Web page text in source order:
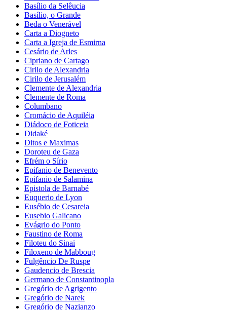
Basílio da Selêucia
Basílio, o Grande
Beda o Venerável
Carta a Diogneto
Carta a Igreja de Esmirna
Cesário de Arles
Cipriano de Cartago
Cirilo de Alexandria
Cirilo de Jerusalém
Clemente de Alexandria
Clemente de Roma
Columbano
Cromácio de Aquiléia
Diádoco de Foticeia
Didaké
Ditos e Maximas
Doroteu de Gaza
Efrém o Sírio
Epifanio de Benevento
Epifanio de Salamina
Epistola de Barnabé
Euquerio de Lyon
Eusébio de Cesareia
Eusebio Galicano
Evágrio do Ponto
Faustino de Roma
Filoteu do Sinai
Filoxeno de Mabboug
Fulgêncio De Ruspe
Gaudencio de Brescia
Germano de Constantinopla
Gregório de Agrigento
Gregório de Narek
Gregório de Nazianzo